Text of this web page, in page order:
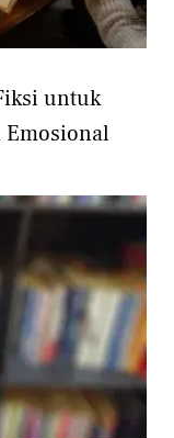
untuk
Emosional